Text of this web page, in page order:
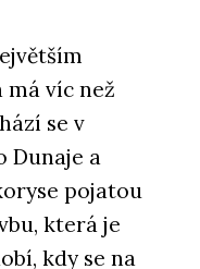
má víc než
se v
Dunaje a
pojatou
která je
kdy se na